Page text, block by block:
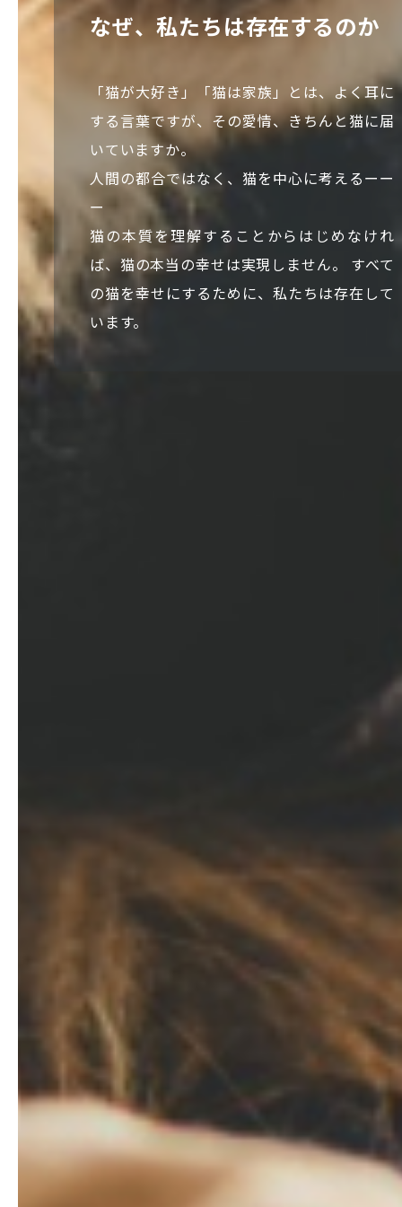
なぜ、私たちは存在するのか
「猫が大好き」「猫は家族」とは、よく耳に
する言葉ですが、その愛情、きちんと猫に届
いていますか。
人間の都合ではなく、猫を中心に考えるーー
ー
猫の本質を理解することからはじめなけれ
ば、猫の本当の幸せは実現しません。 すべて
の猫を幸せにするために、私たちは存在して
います。